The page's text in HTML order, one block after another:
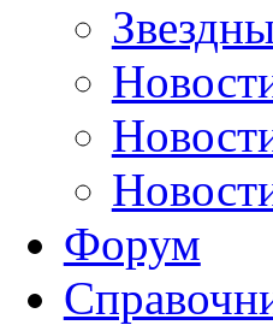
Форум